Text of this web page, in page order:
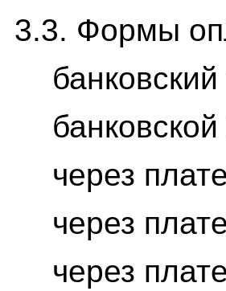
3.3. Формы
через
через
через